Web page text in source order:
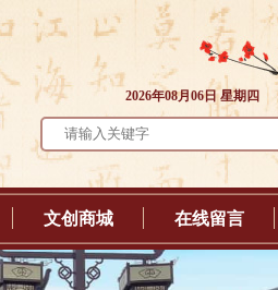
2026年08月06日 星期四
文创商城 在线留言